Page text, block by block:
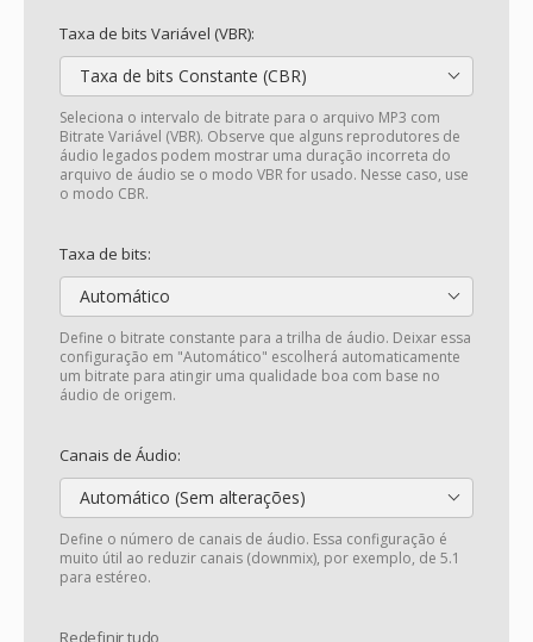
Taxa de bits Variável (VBR):
Taxa de bits Constante (CBR)
Seleciona o intervalo de bitrate para o arquivo MP3 com
Bitrate Variável (VBR). Observe que alguns reprodutores de
áudio legados podem mostrar uma duração incorreta do
arquivo de áudio se o modo VBR for usado. Nesse caso, use
o modo CBR.
Taxa de bits:
Automático
Define o bitrate constante para a trilha de áudio. Deixar essa
configuração em "Automático" escolherá automaticamente
um bitrate para atingir uma qualidade boa com base no
áudio de origem.
Canais de Áudio:
Automático (Sem alterações)
Define o número de canais de áudio. Essa configuração é
muito útil ao reduzir canais (downmix), por exemplo, de 5.1
para estéreo.
Redefinir tudo